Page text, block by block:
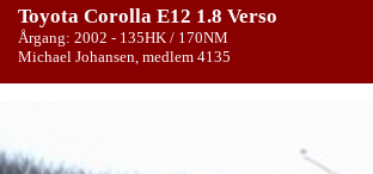
Toyota Corolla E12 1.8 Verso
Årgang: 2002 - 135HK / 170NM
Michael Johansen, medlem 4135